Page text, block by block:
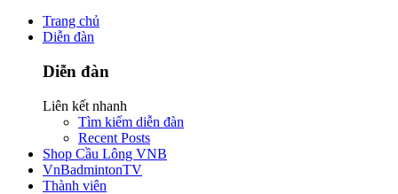
Trang chủ
Diễn đàn
Diễn đàn
Liên kết nhanh
Tìm kiếm diễn đàn
Recent Posts
Shop Cầu Lông VNB
VnBadmintonTV
Thành viên